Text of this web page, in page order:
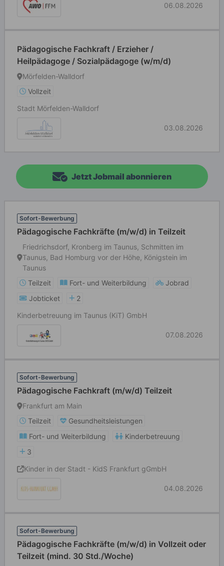
06.08.2026
Pädagogische Fachkraft / Erzieher /
Heilpädagoge / Sozialpädagoge (w/m/d)
Mörfelden-Walldorf
Vollzeit
Stadt Mörfelden-Walldorf
03.08.2026
Jetzt Jobmail abonnieren
Sofort-Bewerbung
Pädagogische Fachkräfte (m/w/d) in Teilzeit
Friedrichsdorf, Kronberg im Taunus, Schmitten im
Taunus, Bad Homburg vor der Höhe, Königstein im
Taunus
Teilzeit
Fort- und Weiterbildung
Jobrad
Jobticket
2
Kinderbetreuung im Taunus (KiT) GmbH
07.08.2026
Sofort-Bewerbung
Pädagogische Fachkraft (m/w/d) Teilzeit
Frankfurt am Main
Teilzeit
Gesundheitsleistungen
Fort- und Weiterbildung
Kinderbetreuung
3
Kinder in der Stadt - KidS Frankfurt gGmbH
04.08.2026
Sofort-Bewerbung
Pädagogische Fachkräfte (m/w/d) in Vollzeit oder
Teilzeit (mind. 30 Std./Woche)